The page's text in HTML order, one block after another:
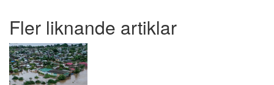
Fler liknande artiklar